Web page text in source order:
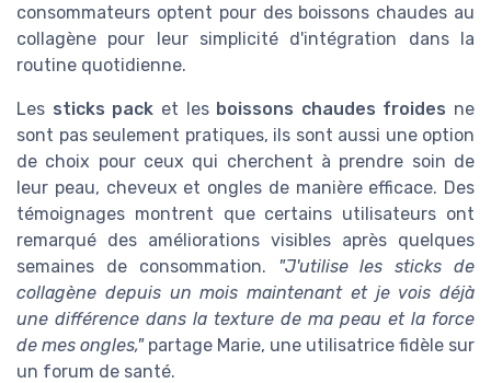
consommateurs optent pour des boissons chaudes au
collagène pour leur simplicité d'intégration dans la
routine quotidienne.
Les sticks pack et les boissons chaudes froides ne
sont pas seulement pratiques, ils sont aussi une option
de choix pour ceux qui cherchent à prendre soin de
leur peau, cheveux et ongles de manière efficace. Des
témoignages montrent que certains utilisateurs ont
remarqué des améliorations visibles après quelques
semaines de consommation.
"J'utilise les sticks de
collagène depuis un mois maintenant et je vois déjà
une différence dans la texture de ma peau et la force
de mes ongles,"partage Marie, une utilisatrice fidèle sur
un forum de santé.